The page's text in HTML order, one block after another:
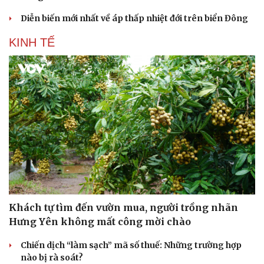
Diễn biến mới nhất về áp thấp nhiệt đới trên biển Đông
KINH TẾ
Khách tự tìm đến vườn mua, người trồng nhãn
Hưng Yên không mất công mời chào
Chiến dịch “làm sạch” mã số thuế: Những trường hợp
nào bị rà soát?